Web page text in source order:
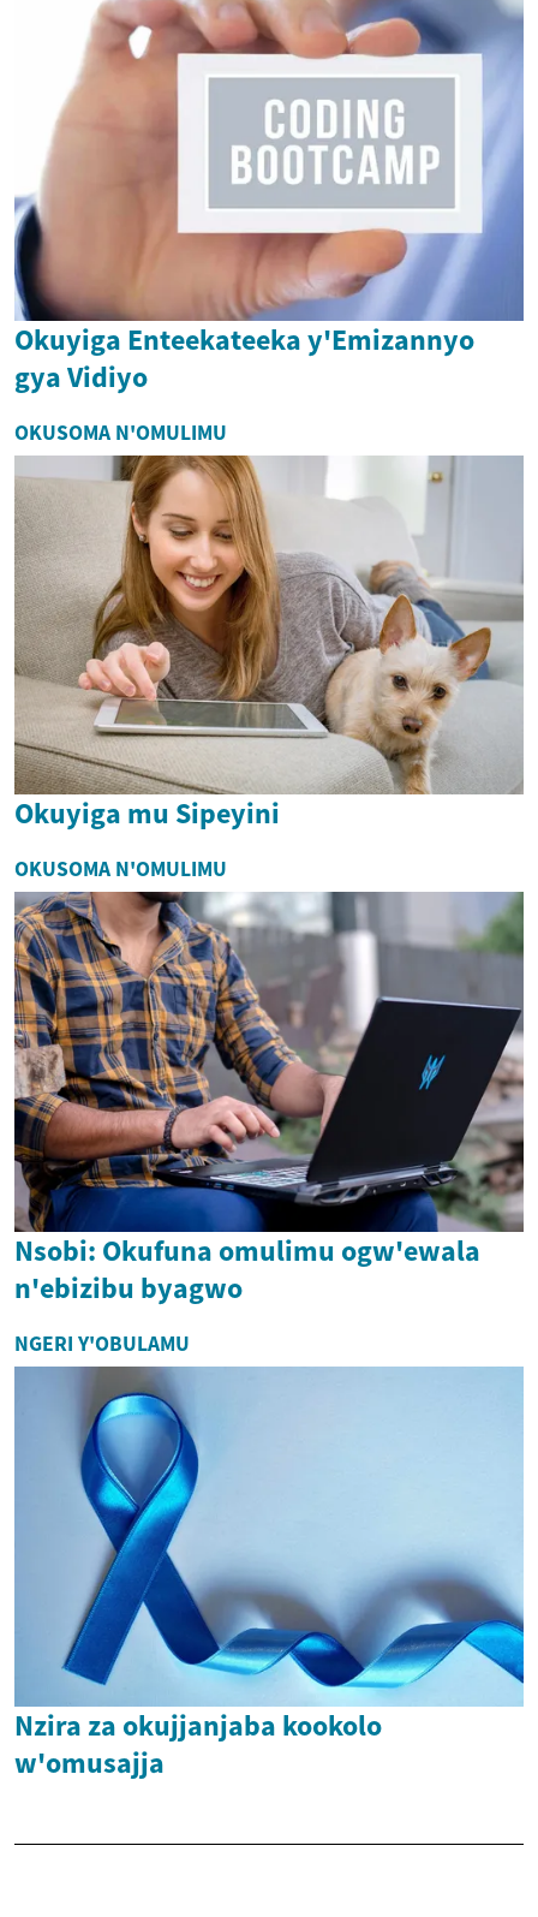
Okuyiga Enteekateeka y'Emizannyo
gya Vidiyo
OKUSOMA N'OMULIMU
Okuyiga mu Sipeyini
OKUSOMA N'OMULIMU
Nsobi: Okufuna omulimu ogw'ewala
n'ebizibu byagwo
NGERI Y'OBULAMU
Nzira za okujjanjaba kookolo
w'omusajja